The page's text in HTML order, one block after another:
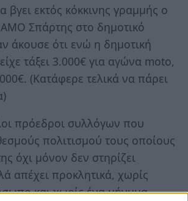
βγει εκτός κόκκινης γραμμής ο
Σπάρτης στο δημοτικό
άκουσε ότι ενώ η δημοτική
τάξει 3.000€ για αγώνα moto,
(Κατάφερε τελικά να πάρει
πρόεδροι συλλόγων που
πολιτισμού τους οποίους
όχι μόνον δεν στηρίζει
απέχει προκλητικά, χωρίς
και χωρίς ένα μήνυμα,